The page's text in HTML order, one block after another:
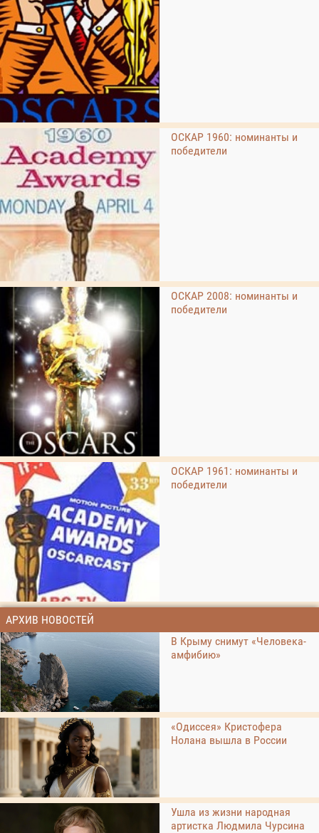
ОСКАР 1960: номинанты и
победители
ОСКАР 2008: номинанты и
победители
ОСКАР 1961: номинанты и
победители
АРХИВ НОВОСТЕЙ
В Крыму снимут «Человека-
амфибию»
«Одиссея» Кристофера
Нолана вышла в России
Ушла из жизни народная
артистка Людмила Чурсина